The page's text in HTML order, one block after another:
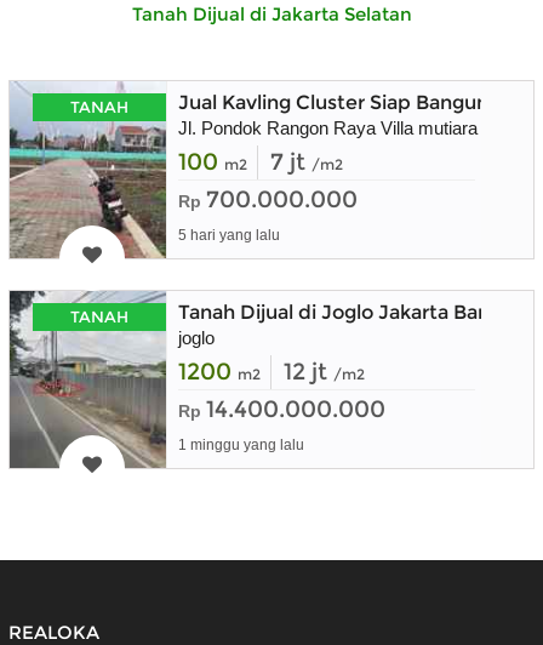
Tanah Dijual di Jakarta Selatan
TANAH Jual Kavling Cluster Siap Bangun
Jl. Pondok Rangon Raya Villa mutiara
100 m2 7 jt /m2
Rp 700.000.000
5 hari yang lalu
TANAH Tanah Dijual di Joglo Jakarta Barat,
joglo
1200 m2 12 jt /m2
Rp 14.400.000.000
1 minggu yang lalu
REALOKA